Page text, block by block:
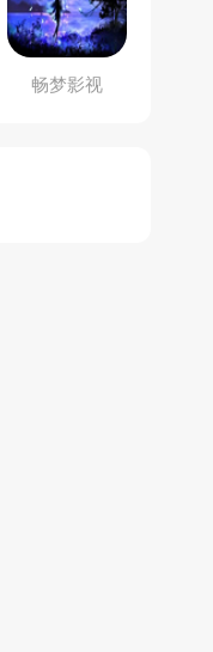
畅梦影视